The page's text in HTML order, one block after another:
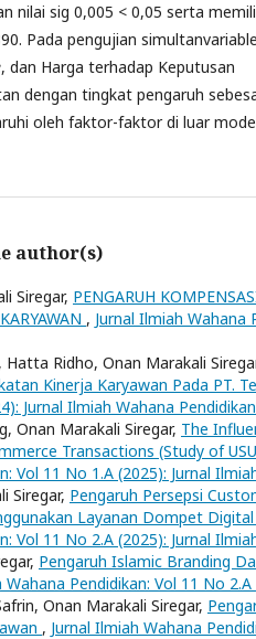
nilai sig 0,005 < 0,05 serta
Pada pengujian simultanvariable
, dan Harga terhadap Keputusan
dengan tingkat pengaruh
oleh faktor-faktor di luar
author(s)
Siregar, PENGARUH
, Jurnal Ilmiah Wahana
Ridho, Onan Marakali
Kinerja Karyawan Pada PT.
Jurnal Ilmiah Wahana Pendidikan
Onan Marakali Siregar, The
Transactions (Study of
Vol 11 No 1.A (2025): Jurnal
Siregar, Pengaruh Persepsi
Layanan Dompet
Vol 11 No 2.A (2025): Jurnal
Pengaruh Islamic Branding
Wahana Pendidikan: Vol 11 No
Onan Marakali Siregar,
, Jurnal Ilmiah Wahana